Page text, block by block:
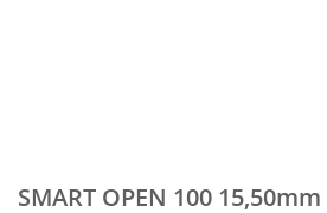
SMART OPEN 100 15,50mm